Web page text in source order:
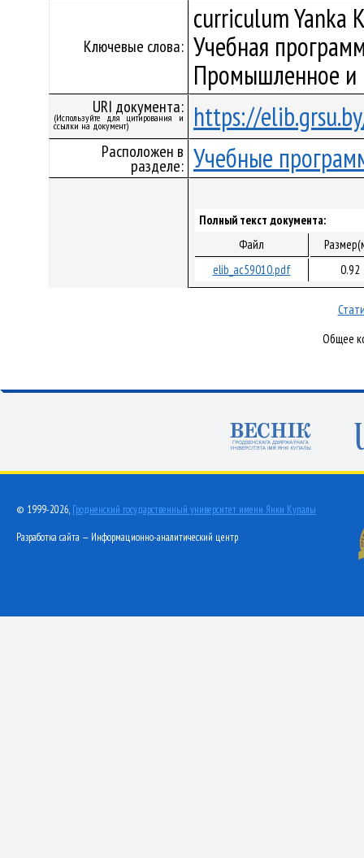
Ключевые слова:
curriculum Yanka
Учебная
Промышленное и
URI документа:
(Используйте для цитирования и
ссылки на документ) https://
Расположен в
разделе: Учебные
Полный текст документа:
Файл
elib_ac59010.pdf
0.92
Общее
© 1999-2026, Гродненский государственный университет имени Янки Купалы
Разработка сайта — Информационно-аналитический центр